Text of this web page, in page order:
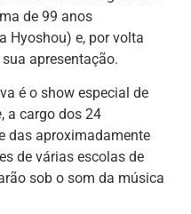
de 99 anos
Hyoshou) e, por volta
apresentação.
é o show especial de
, a cargo dos 24
das aproximadamente
de várias escolas de
sob o som da música